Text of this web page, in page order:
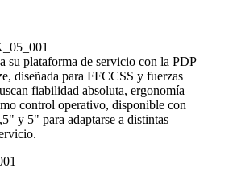
su plataforma de servicio con la PDP
diseñada para FFCCSS y fuerzas
fiabilidad absoluta, ergonomía
control operativo, disponible con
y 5" para adaptarse a distintas